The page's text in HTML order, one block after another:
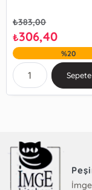
₺383,00
₺306,40
%20